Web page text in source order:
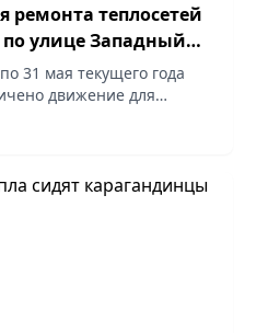
теплосетей
улице Западный
31 мая текущего года
движение для
Западный Желтоксан от
Тимирязева.